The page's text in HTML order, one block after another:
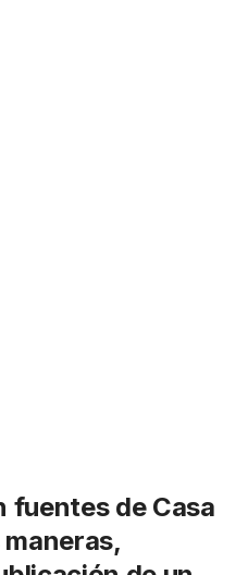
fuentes de Casa